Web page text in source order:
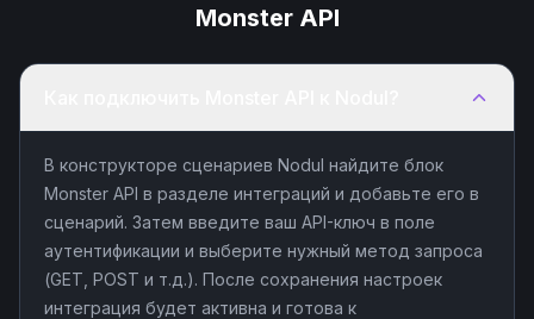
Monster API
В конструкторе сценариев Nodul найдите блок
Monster API в разделе интеграций и добавьте его в
сценарий. Затем введите ваш API-ключ в поле
аутентификации и выберите нужный метод запроса
(GET, POST и т.д.). После сохранения настроек
интеграция будет активна и готова к